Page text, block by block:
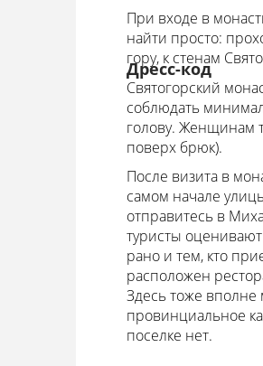
При входе в
найти просто:
гору, к стенам
Дресс-код
Святогорский
соблюдать
голову. Женщинам
поверх брюк).
После визита в
самом начале
отправитесь в
туристы оценивают
рано и тем, кто
расположен
Здесь тоже вполне
провинциальное
поселке нет.